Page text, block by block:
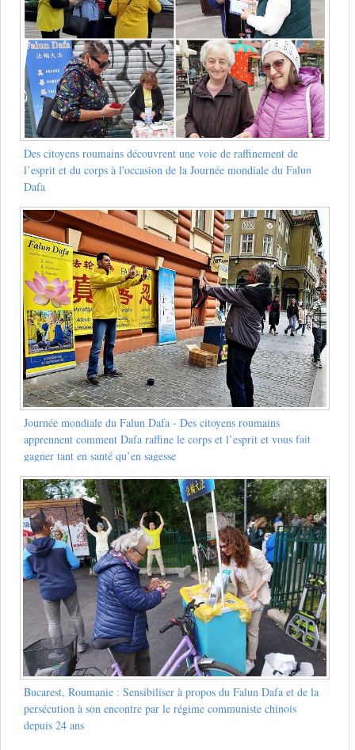
Des citoyens roumains découvrent une voie de raffinement de
l’esprit et du corps à l'occasion de la Journée mondiale du Falun
Dafa
Journée mondiale du Falun Dafa - Des citoyens roumains
apprennent comment Dafa raffine le corps et l’esprit et vous fait
gagner tant en santé qu’en sagesse
Bucarest, Roumanie : Sensibiliser à propos du Falun Dafa et de la
persécution à son encontre par le régime communiste chinois
depuis 24 ans